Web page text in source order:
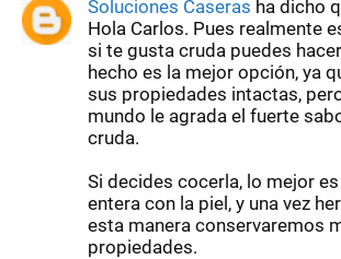
Soluciones Caseras ha dicho
Hola Carlos. Pues realmente
si te gusta cruda puedes
hecho es la mejor opción, ya
sus propiedades intactas,
mundo le agrada el fuerte
cruda.
Si decides cocerla, lo mejor
entera con la piel, y una vez
esta manera conservaremos
propiedades.